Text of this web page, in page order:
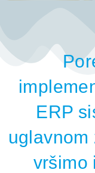
ERP
uglavnom
vršimo